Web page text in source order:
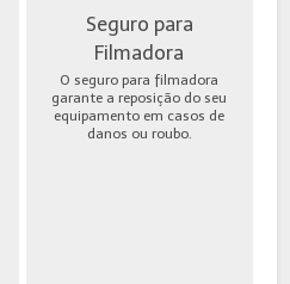
Seguro para
Filmadora
O seguro para filmadora
garante a reposição do seu
equipamento em casos de
danos ou roubo.